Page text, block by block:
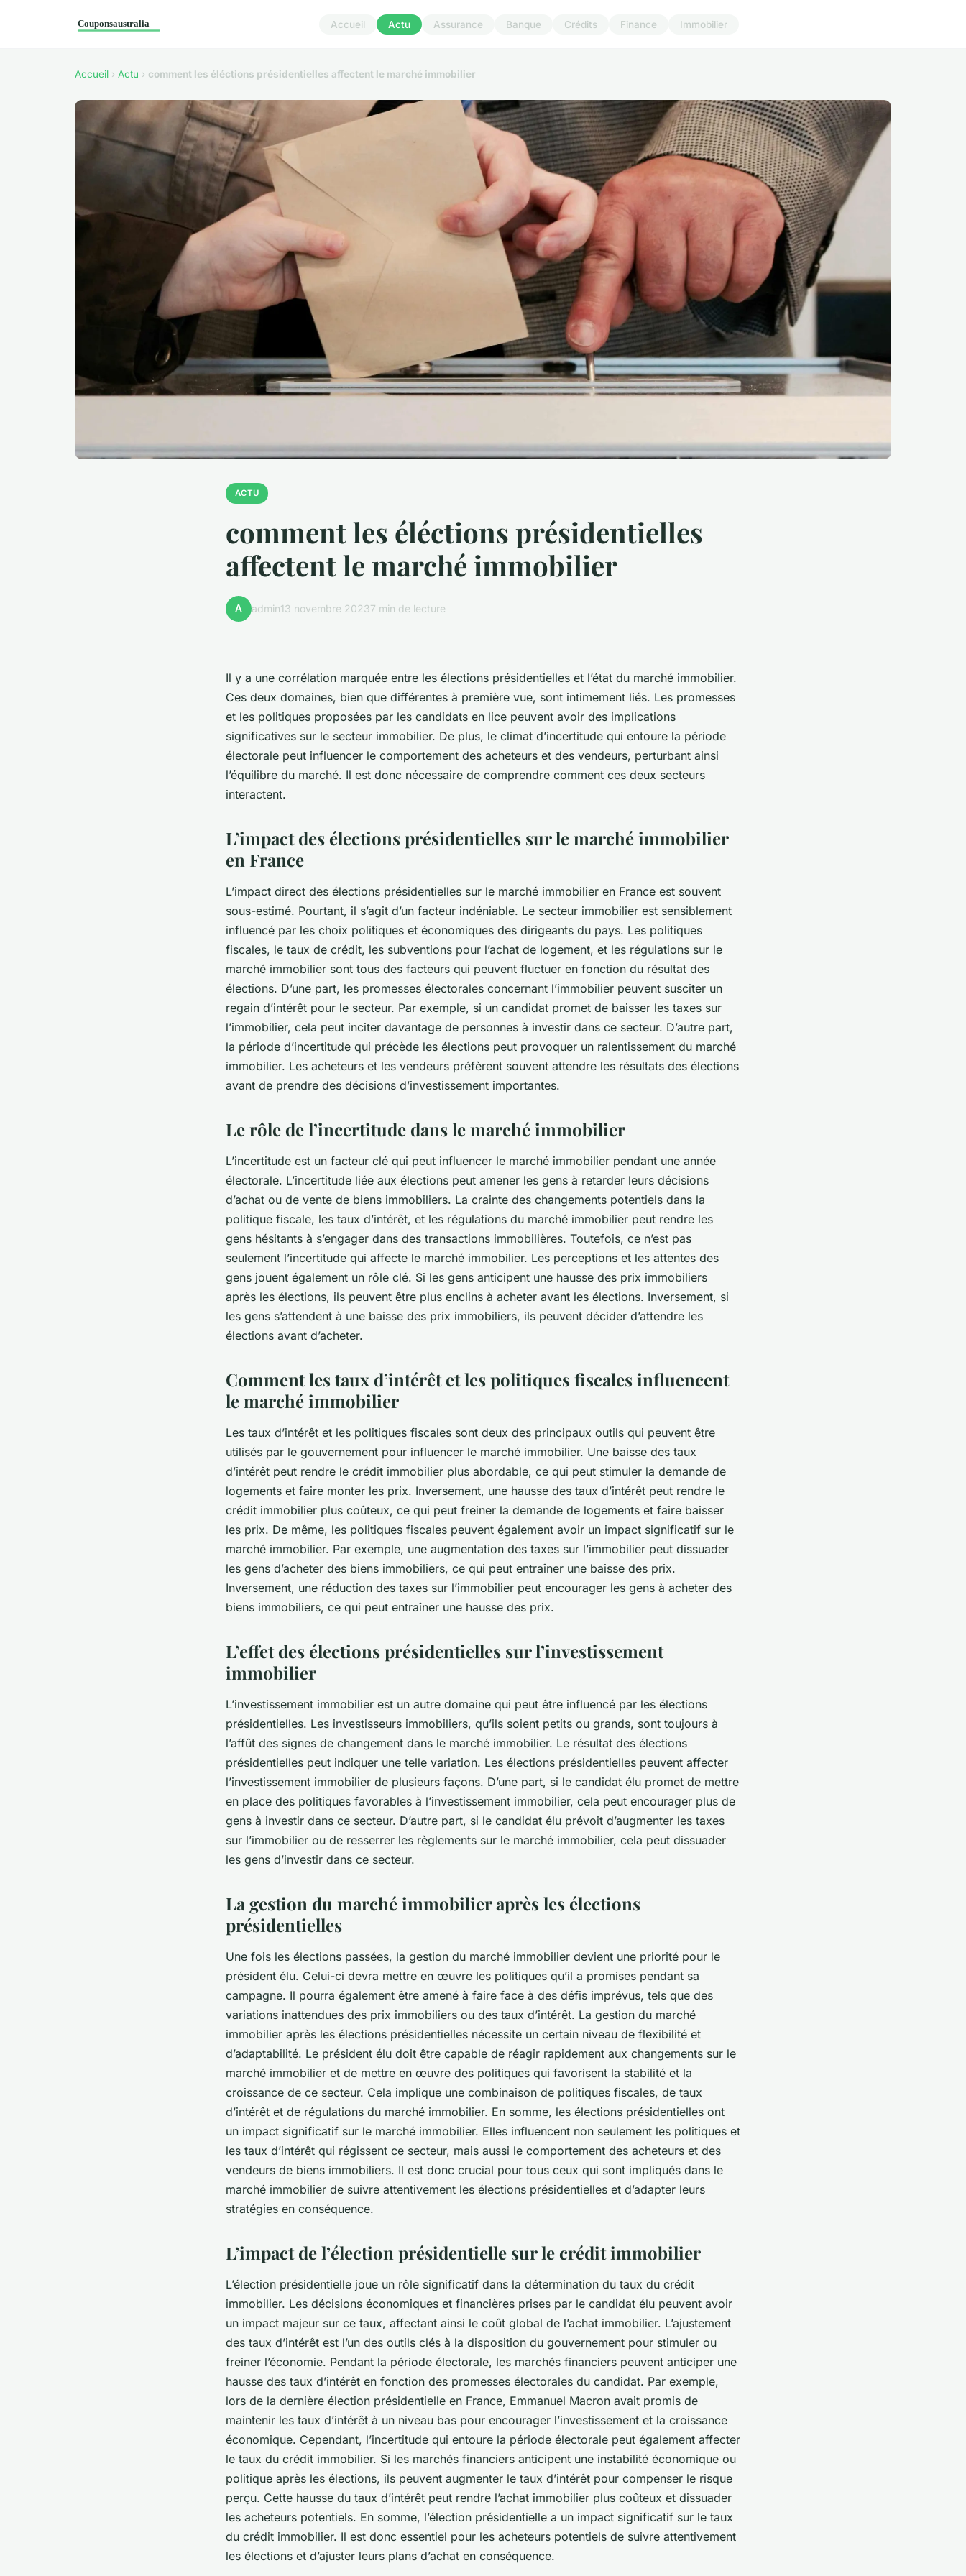
Accueil Actu Assurance Banque Crédits Finance Immobilier
Accueil › Actu › comment les éléctions présidentielles affectent le marché immobilier
ACTU
comment les éléctions présidentielles
affectent le marché immobilier
A admin13 novembre 20237 min de lecture
Il y a une corrélation marquée entre les élections présidentielles et l’état du marché immobilier.
Ces deux domaines, bien que différentes à première vue, sont intimement liés. Les promesses
et les politiques proposées par les candidats en lice peuvent avoir des implications
significatives sur le secteur immobilier. De plus, le climat d’incertitude qui entoure la période
électorale peut influencer le comportement des acheteurs et des vendeurs, perturbant ainsi
l’équilibre du marché. Il est donc nécessaire de comprendre comment ces deux secteurs
interactent.
L’impact des élections présidentielles sur le marché immobilier
en France
L’impact direct des élections présidentielles sur le marché immobilier en France est souvent
sous-estimé. Pourtant, il s’agit d’un facteur indéniable. Le secteur immobilier est sensiblement
influencé par les choix politiques et économiques des dirigeants du pays. Les politiques
fiscales, le taux de crédit, les subventions pour l’achat de logement, et les régulations sur le
marché immobilier sont tous des facteurs qui peuvent fluctuer en fonction du résultat des
élections. D’une part, les promesses électorales concernant l’immobilier peuvent susciter un
regain d’intérêt pour le secteur. Par exemple, si un candidat promet de baisser les taxes sur
l’immobilier, cela peut inciter davantage de personnes à investir dans ce secteur. D’autre part,
la période d’incertitude qui précède les élections peut provoquer un ralentissement du marché
immobilier. Les acheteurs et les vendeurs préfèrent souvent attendre les résultats des élections
avant de prendre des décisions d’investissement importantes.
Le rôle de l’incertitude dans le marché immobilier
L’incertitude est un facteur clé qui peut influencer le marché immobilier pendant une année
électorale. L’incertitude liée aux élections peut amener les gens à retarder leurs décisions
d’achat ou de vente de biens immobiliers. La crainte des changements potentiels dans la
politique fiscale, les taux d’intérêt, et les régulations du marché immobilier peut rendre les
gens hésitants à s’engager dans des transactions immobilières. Toutefois, ce n’est pas
seulement l’incertitude qui affecte le marché immobilier. Les perceptions et les attentes des
gens jouent également un rôle clé. Si les gens anticipent une hausse des prix immobiliers
après les élections, ils peuvent être plus enclins à acheter avant les élections. Inversement, si
les gens s’attendent à une baisse des prix immobiliers, ils peuvent décider d’attendre les
élections avant d’acheter.
Comment les taux d’intérêt et les politiques fiscales influencent
le marché immobilier
Les taux d’intérêt et les politiques fiscales sont deux des principaux outils qui peuvent être
utilisés par le gouvernement pour influencer le marché immobilier. Une baisse des taux
d’intérêt peut rendre le crédit immobilier plus abordable, ce qui peut stimuler la demande de
logements et faire monter les prix. Inversement, une hausse des taux d’intérêt peut rendre le
crédit immobilier plus coûteux, ce qui peut freiner la demande de logements et faire baisser
les prix. De même, les politiques fiscales peuvent également avoir un impact significatif sur le
marché immobilier. Par exemple, une augmentation des taxes sur l’immobilier peut dissuader
les gens d’acheter des biens immobiliers, ce qui peut entraîner une baisse des prix.
Inversement, une réduction des taxes sur l’immobilier peut encourager les gens à acheter des
biens immobiliers, ce qui peut entraîner une hausse des prix.
L’effet des élections présidentielles sur l’investissement
immobilier
L’investissement immobilier est un autre domaine qui peut être influencé par les élections
présidentielles. Les investisseurs immobiliers, qu’ils soient petits ou grands, sont toujours à
l’affût des signes de changement dans le marché immobilier. Le résultat des élections
présidentielles peut indiquer une telle variation. Les élections présidentielles peuvent affecter
l’investissement immobilier de plusieurs façons. D’une part, si le candidat élu promet de mettre
en place des politiques favorables à l’investissement immobilier, cela peut encourager plus de
gens à investir dans ce secteur. D’autre part, si le candidat élu prévoit d’augmenter les taxes
sur l’immobilier ou de resserrer les règlements sur le marché immobilier, cela peut dissuader
les gens d’investir dans ce secteur.
La gestion du marché immobilier après les élections
présidentielles
Une fois les élections passées, la gestion du marché immobilier devient une priorité pour le
président élu. Celui-ci devra mettre en œuvre les politiques qu’il a promises pendant sa
campagne. Il pourra également être amené à faire face à des défis imprévus, tels que des
variations inattendues des prix immobiliers ou des taux d’intérêt. La gestion du marché
immobilier après les élections présidentielles nécessite un certain niveau de flexibilité et
d’adaptabilité. Le président élu doit être capable de réagir rapidement aux changements sur le
marché immobilier et de mettre en œuvre des politiques qui favorisent la stabilité et la
croissance de ce secteur. Cela implique une combinaison de politiques fiscales, de taux
d’intérêt et de régulations du marché immobilier. En somme, les élections présidentielles ont
un impact significatif sur le marché immobilier. Elles influencent non seulement les politiques et
les taux d’intérêt qui régissent ce secteur, mais aussi le comportement des acheteurs et des
vendeurs de biens immobiliers. Il est donc crucial pour tous ceux qui sont impliqués dans le
marché immobilier de suivre attentivement les élections présidentielles et d’adapter leurs
stratégies en conséquence.
L’impact de l’élection présidentielle sur le crédit immobilier
L’élection présidentielle joue un rôle significatif dans la détermination du taux du crédit
immobilier. Les décisions économiques et financières prises par le candidat élu peuvent avoir
un impact majeur sur ce taux, affectant ainsi le coût global de l’achat immobilier. L’ajustement
des taux d’intérêt est l’un des outils clés à la disposition du gouvernement pour stimuler ou
freiner l’économie. Pendant la période électorale, les marchés financiers peuvent anticiper une
hausse des taux d’intérêt en fonction des promesses électorales du candidat. Par exemple,
lors de la dernière élection présidentielle en France, Emmanuel Macron avait promis de
maintenir les taux d’intérêt à un niveau bas pour encourager l’investissement et la croissance
économique. Cependant, l’incertitude qui entoure la période électorale peut également affecter
le taux du crédit immobilier. Si les marchés financiers anticipent une instabilité économique ou
politique après les élections, ils peuvent augmenter le taux d’intérêt pour compenser le risque
perçu. Cette hausse du taux d’intérêt peut rendre l’achat immobilier plus coûteux et dissuader
les acheteurs potentiels. En somme, l’élection présidentielle a un impact significatif sur le taux
du crédit immobilier. Il est donc essentiel pour les acheteurs potentiels de suivre attentivement
les élections et d’ajuster leurs plans d’achat en conséquence.